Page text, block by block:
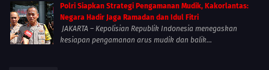
Polri Siapkan Strategi Pengamanan Mudik, Kakorlantas:
Negara Hadir Jaga Ramadan dan Idul Fitri
JAKARTA – Kepolisian Republik Indonesia menegaskan
kesiapan pengamanan arus mudik dan balik...